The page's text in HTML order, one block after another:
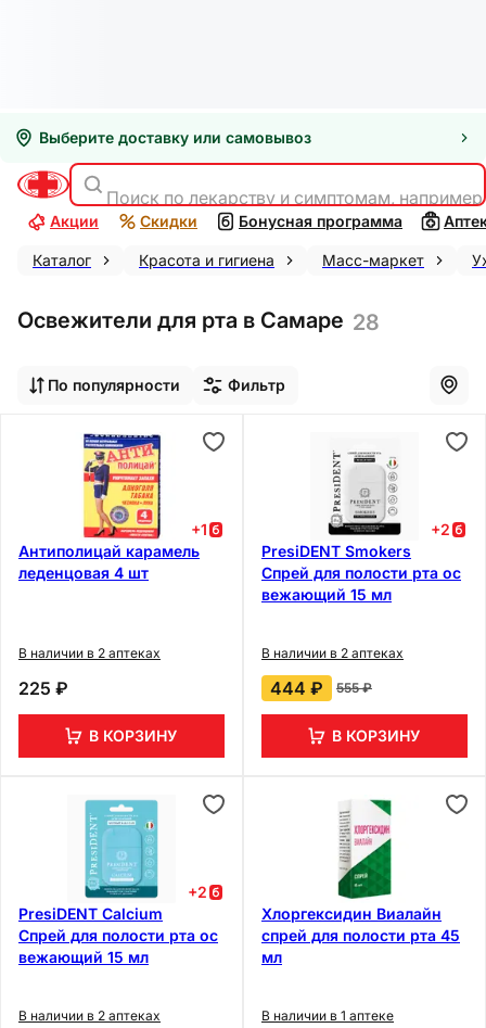
Выберите доставку или самовывоз
Поиск по лекарству и симптомам,
Акции Скидки Бонусная программа
Каталог Красота и гигиена Масс-маркет
Освежители для рта в Самаре 28
По популярности Фильтр
+1
Антиполицай карамель
леденцовая 4 шт
В наличии в 2 аптеках
225 ₽
В КОРЗИНУ
+2
PresiDENT Smokers
Спрей для полости рта ос
вежающий 15 мл
В наличии в 2 аптеках
444 ₽ 555 ₽
В КОРЗИНУ
+2
PresiDENT Calcium
Спрей для полости рта ос
вежающий 15 мл
В наличии в 2 аптеках
Хлоргексидин Виалайн
спрей для полости рта 45
мл
В наличии в 1 аптеке